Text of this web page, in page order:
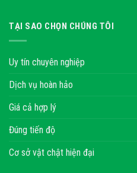
TẠI SAO CHỌN CHÚNG TÔI
Uy tín chuyên nghiệp
Dịch vụ hoàn hảo
Giá cả hợp lý
Đúng tiến độ
Cơ sở vật chật hiện đại